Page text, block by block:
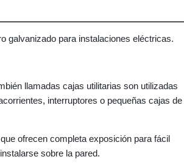
galvanizado para instalaciones eléctricas.
llamadas cajas utilitarias son utilizadas
interruptores o pequeñas cajas de
ofrecen completa exposición para fácil
sobre la pared.